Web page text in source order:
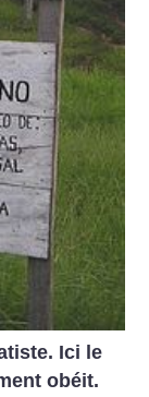
Ici le
obéit.